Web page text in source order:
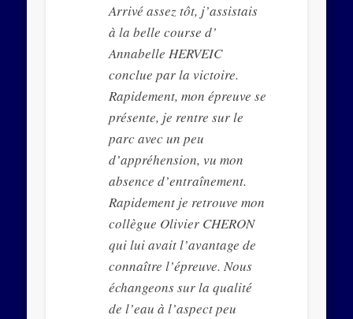
Arrivé assez tôt, j’assistais
à la belle course d’
Annabelle HERVEIC
conclue par la victoire.
Rapidement, mon épreuve se
présente, je rentre sur le
parc avec un peu
d’appréhension, vu mon
absence d’entraînement.
Rapidement je retrouve mon
collègue Olivier CHERON
qui lui avait l’avantage de
connaître l’épreuve. Nous
échangeons sur la qualité
de l’eau à l’aspect peu